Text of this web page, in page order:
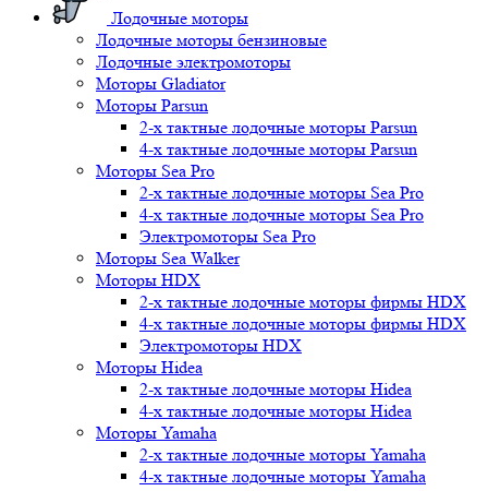
Лодочные моторы
Лодочные моторы бензиновые
Лодочные электромоторы
Моторы Gladiator
Моторы Parsun
2-х тактные лодочные моторы Parsun
4-х тактные лодочные моторы Parsun
Моторы Sea Pro
2-х тактные лодочные моторы Sea Pro
4-х тактные лодочные моторы Sea Pro
Электромоторы Sea Pro
Моторы Sea Walker
Моторы HDX
2-х тактные лодочные моторы фирмы HDX
4-х тактные лодочные моторы фирмы HDX
Электромоторы HDX
Моторы Hidea
2-х тактные лодочные моторы Hidea
4-х тактные лодочные моторы Hidea
Моторы Yamaha
2-х тактные лодочные моторы Yamaha
4-х тактные лодочные моторы Yamaha